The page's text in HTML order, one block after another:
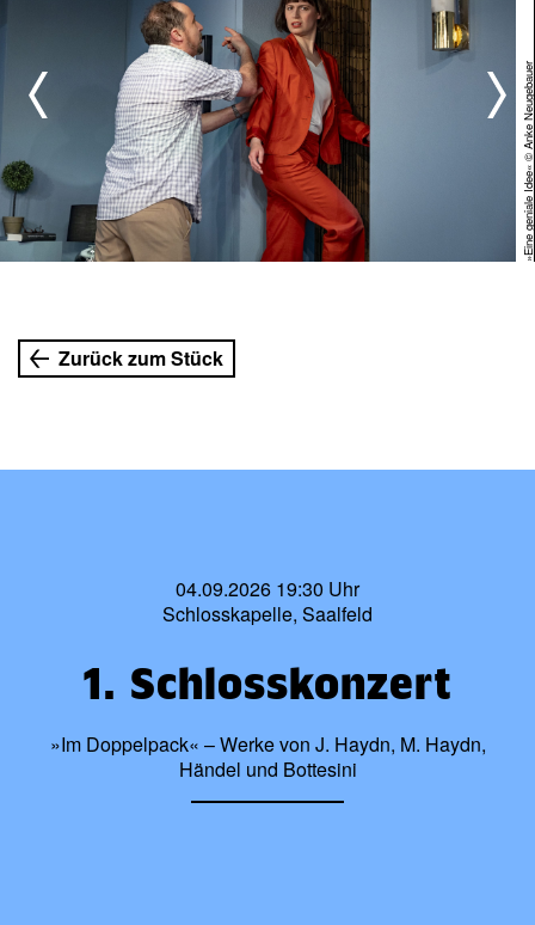
»Eine geniale Idee« © Anke Neugebauer
Zurück zum Stück
04.09.2026 19:30 Uhr
Schlosskapelle, Saalfeld
1. Schlosskonzert
»Im Doppelpack« – Werke von J. Haydn, M. Haydn,
Händel und Bottesini